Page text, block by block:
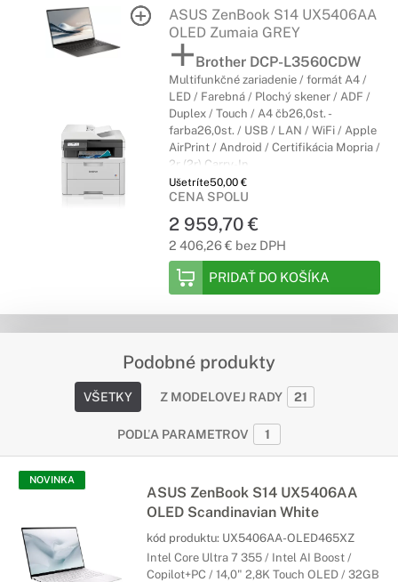
ASUS ZenBook S14 UX5406AA
OLED Zumaia GREY
Brother DCP-L3560CDW
Multifunkčné zariadenie / formát A4 /
LED / Farebná / Plochý skener / ADF /
Duplex / Touch / A4 čb26,0st. -
farba26,0st. / USB / LAN / WiFi / Apple
AirPrint / Android / Certifikácia Mopria /
2r (2r) Carry-In
Ušetríte50,00 €
CENA SPOLU
2 959,70 €
2 406,26 € bez DPH
PRIDAŤ DO KOŠÍKA
Podobné produkty
VŠETKY Z MODELOVEJ RADY 21
PODĽA PARAMETROV 1
NOVINKA
ASUS ZenBook S14 UX5406AA
OLED Scandinavian White
kód produktu: UX5406AA-OLED465XZ
Intel Core Ultra 7 355 / Intel AI Boost /
Copilot+PC / 14,0" 2,8K Touch OLED / 32GB